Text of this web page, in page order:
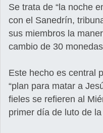
Se trata de “la noche
con el Sanedrín,
sus miembros la
cambio de 30
Este hecho es central
“plan para matar a
fieles se refieren al
primer día de luto de la